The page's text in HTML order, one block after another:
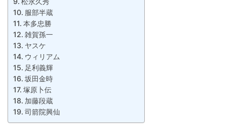
服部半蔵
本多忠勝
雑賀孫一
ヤスケ
ウィリアム
足利義輝
坂田金時
塚原卜伝
加藤段蔵
司箭院興仙